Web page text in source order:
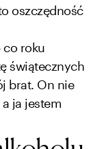
oszczędność
co roku
świątecznych
brat. On nie
ja jestem